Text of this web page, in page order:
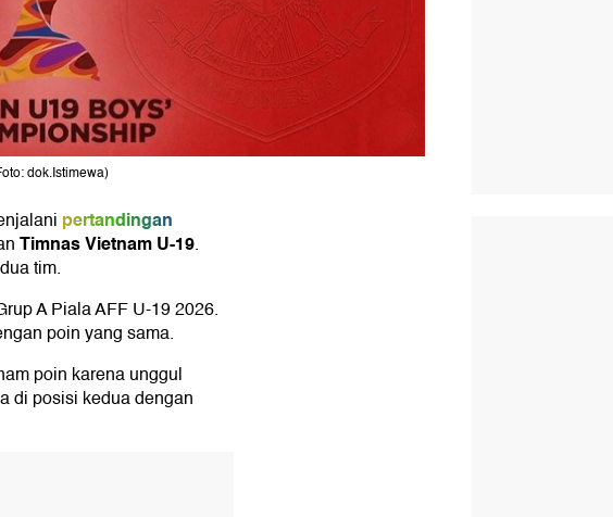
dok.Istimewa)
pertandingan
Timnas Vietnam U-19.
tim.
A Piala AFF U-19 2026.
poin yang sama.
poin karena unggul
di posisi kedua dengan